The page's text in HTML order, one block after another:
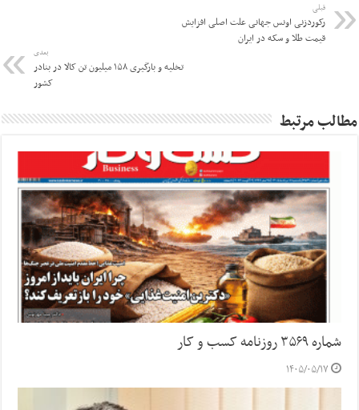
قبلی
رکوردزنی اونس جهانی علت اصلی افزایش
قیمت طلا و سکه در ایران
بعدی
تخلیه و بارگیری ۱۵۸ میلیون تن کالا در بنادر
کشور
مطالب مرتبط
شماره ۳۵۶۹ روزنامه کسب و کار
۱۴۰۵/۰۵/۱۷